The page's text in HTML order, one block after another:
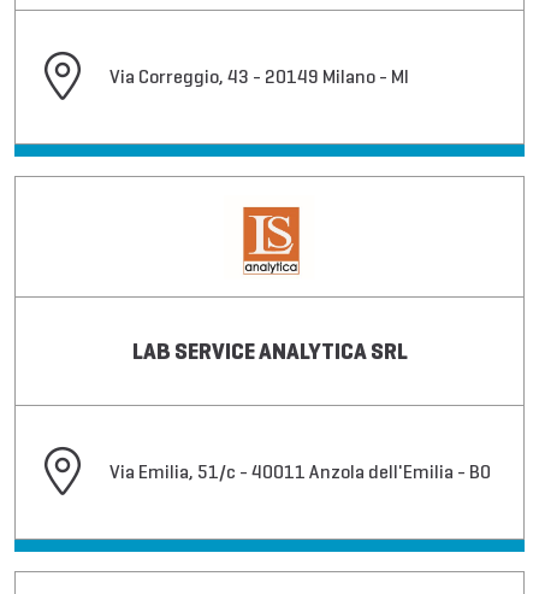
Via Correggio, 43 - 20149 Milano - MI
LAB SERVICE ANALYTICA SRL
Via Emilia, 51/c - 40011 Anzola dell'Emilia - BO